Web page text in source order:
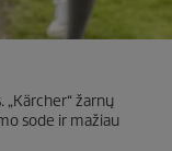
žarnų
sode ir mažiau